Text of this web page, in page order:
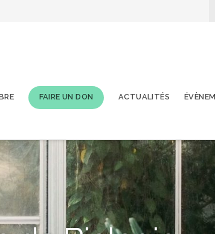
FAIRE UN DON ACTUALITÉS